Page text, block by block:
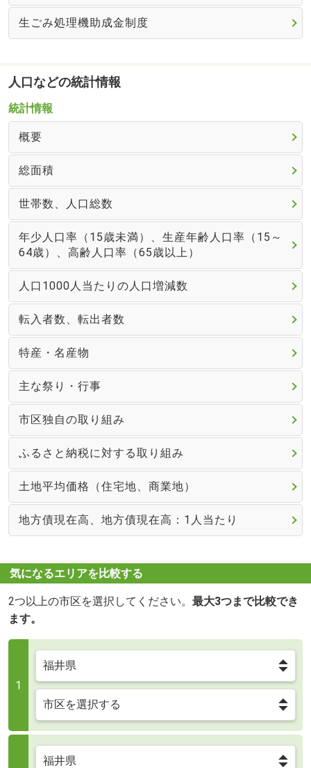
生ごみ処理機助成金制度
人口などの統計情報
統計情報
概要
総面積
世帯数、人口総数
年少人口率（15歳未満）、生産年齢人口率（15～
64歳）、高齢人口率（65歳以上）
人口1000人当たりの人口増減数
転入者数、転出者数
特産・名産物
主な祭り・行事
市区独自の取り組み
ふるさと納税に対する取り組み
土地平均価格（住宅地、商業地）
地方債現在高、地方債現在高：1人当たり
気になるエリアを比較する
2つ以上の市区を選択してください。 最大3つまで比較でき
ます。
1